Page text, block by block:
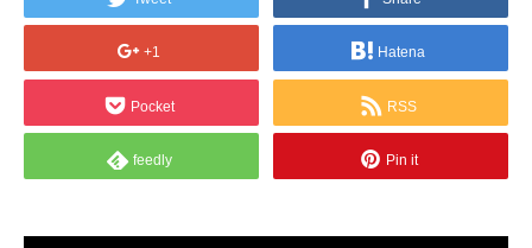
+1 Hatena
Pocket RSS
feedly Pin it